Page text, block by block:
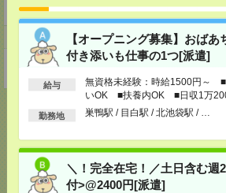
【オープニング募集】おばあ
付き添いも仕事の1つ[派遣]
給与
無資格未経験：時給1500円～
いOK ■扶養内OK ■日収1万
以上
勤務地 巣鴨駅 / 目白駅 / 北池袋駅 / …
＼！完全在宅！／土日含む週
付>@2400円[派遣]
https://en-gage.net/eustylelab_job/
事業所
東京都中野区本町1-32-2ハーモニータワー18階
応募ページへ